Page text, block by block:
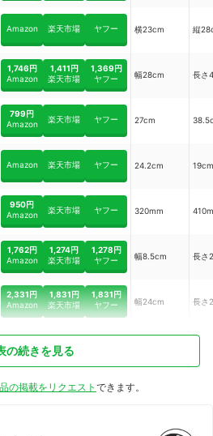
Amazon 楽天市場 ヤフー 横23cm 縦
1,746円
Amazon
1,411円
楽天市場
1,369円
ヤフー
幅28cm 長さ
799円
Amazon
楽天市場 ヤフー 27cm
Amazon 楽天市場 ヤフー 24.2cm 19cm
950円
Amazon
楽天市場 ヤフー 320mm
1,762円
Amazon
1,274円
楽天市場
1,278円
ヤフー
幅8.5cm 長さ
2,331円
Amazon
1,831円
楽天市場
1,831円
ヤフー
幅24cm 長さ
の続きを見る
の掲載をリクエスト できます。